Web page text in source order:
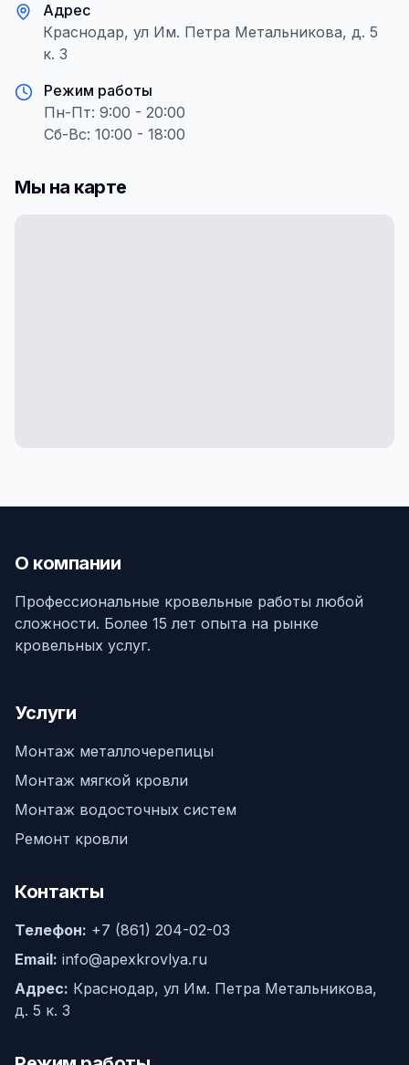
Адрес
Краснодар, ул Им. Петра Метальникова, д. 5
к. 3
Режим работы
Пн-Пт: 9:00 - 20:00
Сб-Вс: 10:00 - 18:00
Мы на карте
О компании
Профессиональные кровельные работы любой
сложности. Более 15 лет опыта на рынке
кровельных услуг.
Услуги
Монтаж металлочерепицы
Монтаж мягкой кровли
Монтаж водосточных систем
Ремонт кровли
Контакты
Телефон: +7 (861) 204-02-03
Email: info@apexkrovlya.ru
Адрес: Краснодар, ул Им. Петра Метальникова,
д. 5 к. 3